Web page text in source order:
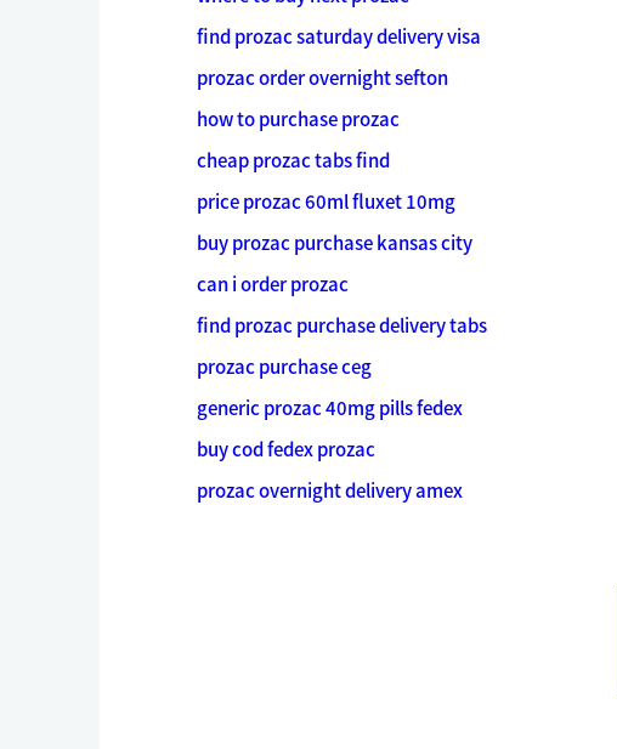
find prozac saturday delivery visa
prozac order overnight sefton
how to purchase prozac
cheap prozac tabs find
price prozac 60ml fluxet 10mg
buy prozac purchase kansas city
can i order prozac
find prozac purchase delivery tabs
prozac purchase ceg
generic prozac 40mg pills fedex
buy cod fedex prozac
prozac overnight delivery amex